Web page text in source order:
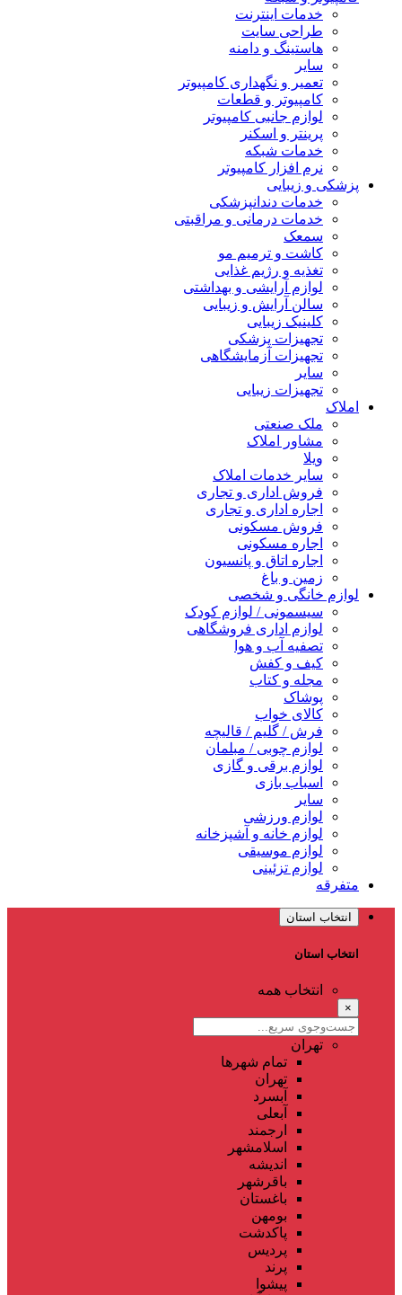
خدمات اینترنت
طراحی سایت
هاستینگ و دامنه
سایر
تعمیر و نگهداری کامپیوتر
کامپیوتر و قطعات
لوازم جانبی کامپیوتر
پرینتر و اسکنر
خدمات شبکه
نرم افزار کامپیوتر
پزشکی و زیبایی
خدمات دندانپزشکی
خدمات درمانی و مراقبتی
سمعک
کاشت و ترمیم مو
تغذیه و رژیم غذایی
لوازم آرایشی و بهداشتی
سالن آرایش و زیبایی
کلینیک زیبایی
تجهیزات پزشکی
تجهیزات آزمایشگاهی
سایر
تجهیزات زیبایی
املاک
ملک صنعتی
مشاور املاک
ویلا
سایر خدمات املاک
فروش اداری و تجاری
اجاره اداری و تجاری
فروش مسکونی
اجاره مسکونی
اجاره اتاق و پانسیون
زمین و باغ
لوازم خانگی و شخصی
سیسمونی / لوازم کودک
لوازم اداری فروشگاهی
تصفیه آب و هوا
کیف و کفش
مجله و کتاب
پوشاک
کالای خواب
فرش / گلیم / قالیچه
لوازم چوبی / مبلمان
لوازم برقی و گازی
اسباب بازی
سایر
لوازم ورزشی
لوازم خانه و آشپزخانه
لوازم موسیقی
لوازم تزئینی
متفرقه
انتخاب استان
انتخاب استان
انتخاب همه
×
تهران
تمام شهر‌ها
تهران
آبسرد
آبعلی
ارجمند
اسلامشهر
اندیشه
باقرشهر
باغستان
بومهن
پاکدشت
پردیس
پرند
پیشوا